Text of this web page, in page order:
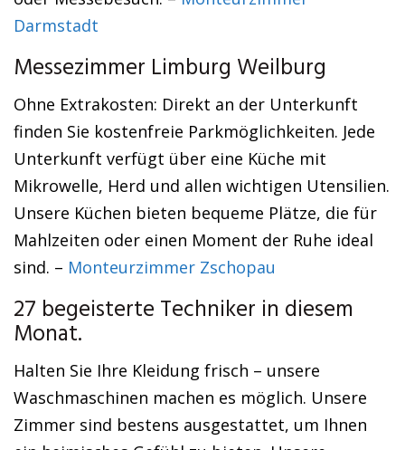
Darmstadt
Messezimmer Limburg Weilburg
Ohne Extrakosten: Direkt an der Unterkunft
finden Sie kostenfreie Parkmöglichkeiten. Jede
Unterkunft verfügt über eine Küche mit
Mikrowelle, Herd und allen wichtigen Utensilien.
Unsere Küchen bieten bequeme Plätze, die für
Mahlzeiten oder einen Moment der Ruhe ideal
sind. – Monteurzimmer Zschopau
27 begeisterte Techniker in diesem
Monat.
Halten Sie Ihre Kleidung frisch – unsere
Waschmaschinen machen es möglich. Unsere
Zimmer sind bestens ausgestattet, um Ihnen